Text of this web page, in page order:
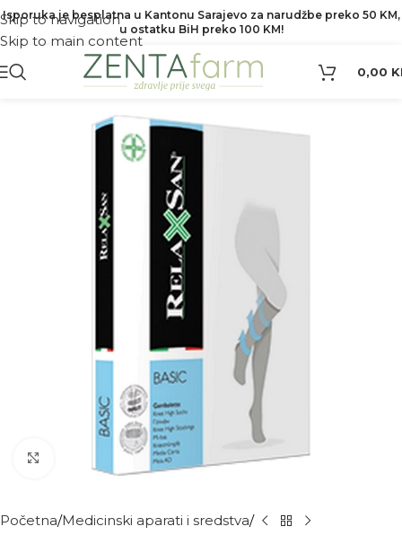
Skip to navigation
Skip to main content
Isporuka je besplatna u Kantonu Sarajevo za narudžbe preko 50 KM,
u ostatku BiH preko 100 KM!
0,00
Kliknite za povećanje
Početna Medicinski aparati i sredstva